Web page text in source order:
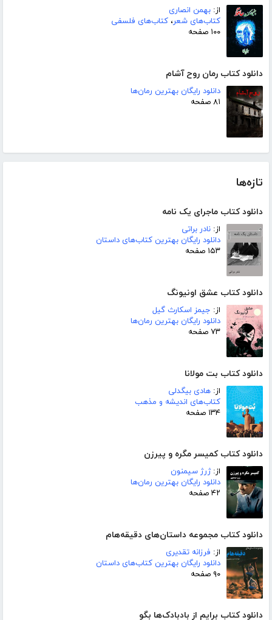
از: بهمن انصاری
کتاب‌های شعر، کتاب‌های فلسفی
۱۰۰ صفحه
دانلود کتاب رمان روح آشام
دانلود رایگان بهترین رمان‌ها
۸۱ صفحه
تازه‌ها
دانلود کتاب ماجرای یک نامه
از: نادر براتی
دانلود رایگان بهترین کتاب‌های داستان
۱۵۳ صفحه
دانلود کتاب عشق اونیونگ
از: جیمز اسکارث گیل
دانلود رایگان بهترین رمان‌ها
۷۳ صفحه
دانلود کتاب بت مولانا
از: هادی بیگدلی
کتاب‌های اندیشه و مذهب
۱۳۴ صفحه
دانلود کتاب کمیسر مگره و پیرزن
از:ژرژ سیمنون
دانلود رایگان بهترین رمان‌ها
۴۲ صفحه
دانلود کتاب مجموعه داستان‌های دقیقه‌هام
از: فرزانه تقدیری
دانلود رایگان بهترین کتاب‌های داستان
۹۰ صفحه
دانلود کتاب برایم از بادبادک‌ها بگو